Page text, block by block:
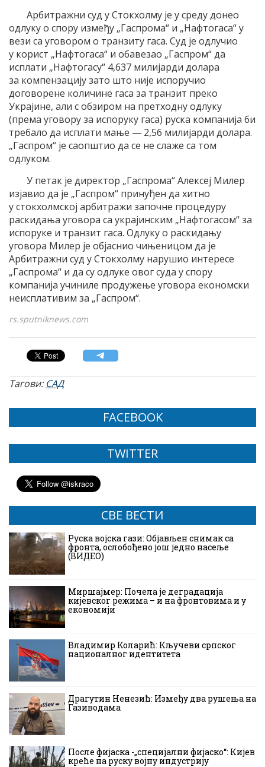
Арбитражни суд у Стокхолму је у среду донео
одлуку о спору између „Гаспрома“ и „Нафтогаса“ у
вези са уговором о транзиту гаса. Суд је одлучио
у корист „Нафтогаса“ и обавезао „Гаспром“ да
исплати „Нафтогасу“ 4,637 милијарди долара
за компензацију зато што није испоручио
договорене количине гаса за транзит преко
Украјине, али с обзиром на претходну одлуку
(према уговору за испоруку гаса) руска компанија би
требало да исплати мање — 2,56 милијарди долара.
„Гаспром“ је саопштио да се не слаже са том
одлуком.
У петак је директор „Гаспрома“ Алексеј Милер
изјавио да је „Гаспром“ принуђен да хитно
у стокхолмској арбитражи започне процедуру
раскидања уговора са украјинским „Нафтогасом“ за
испоруке и транзит гаса. Одлуку о раскидању
уговора Милер је објаснио чињеницом да је
Арбитражни суд у Стокхолму нарушио интересе
„Гаспрома“ и да су одлуке овог суда у спору
компанија учиниле продужење уговора економски
неисплативим за „Гаспром“.
rs.sputniknews.com
Тагови: САД
FACEBOOK
TWITTER
СВЕ ВЕСТИ
Руска војска гази: Објављен снимак са
фронта, ослобођено још једно насеље
(ВИДЕО)
Миршајмер: Почела је деградација
кијевског режима – и на фронтовима и у
економији
Владимир Коларић: Кључеви српског
националног идентитета
Драгутин Ненезић: Између два рушења на
Газиводама
После фијаска -„специјални фијаско“: Кијев
креће на руску војну индустрију